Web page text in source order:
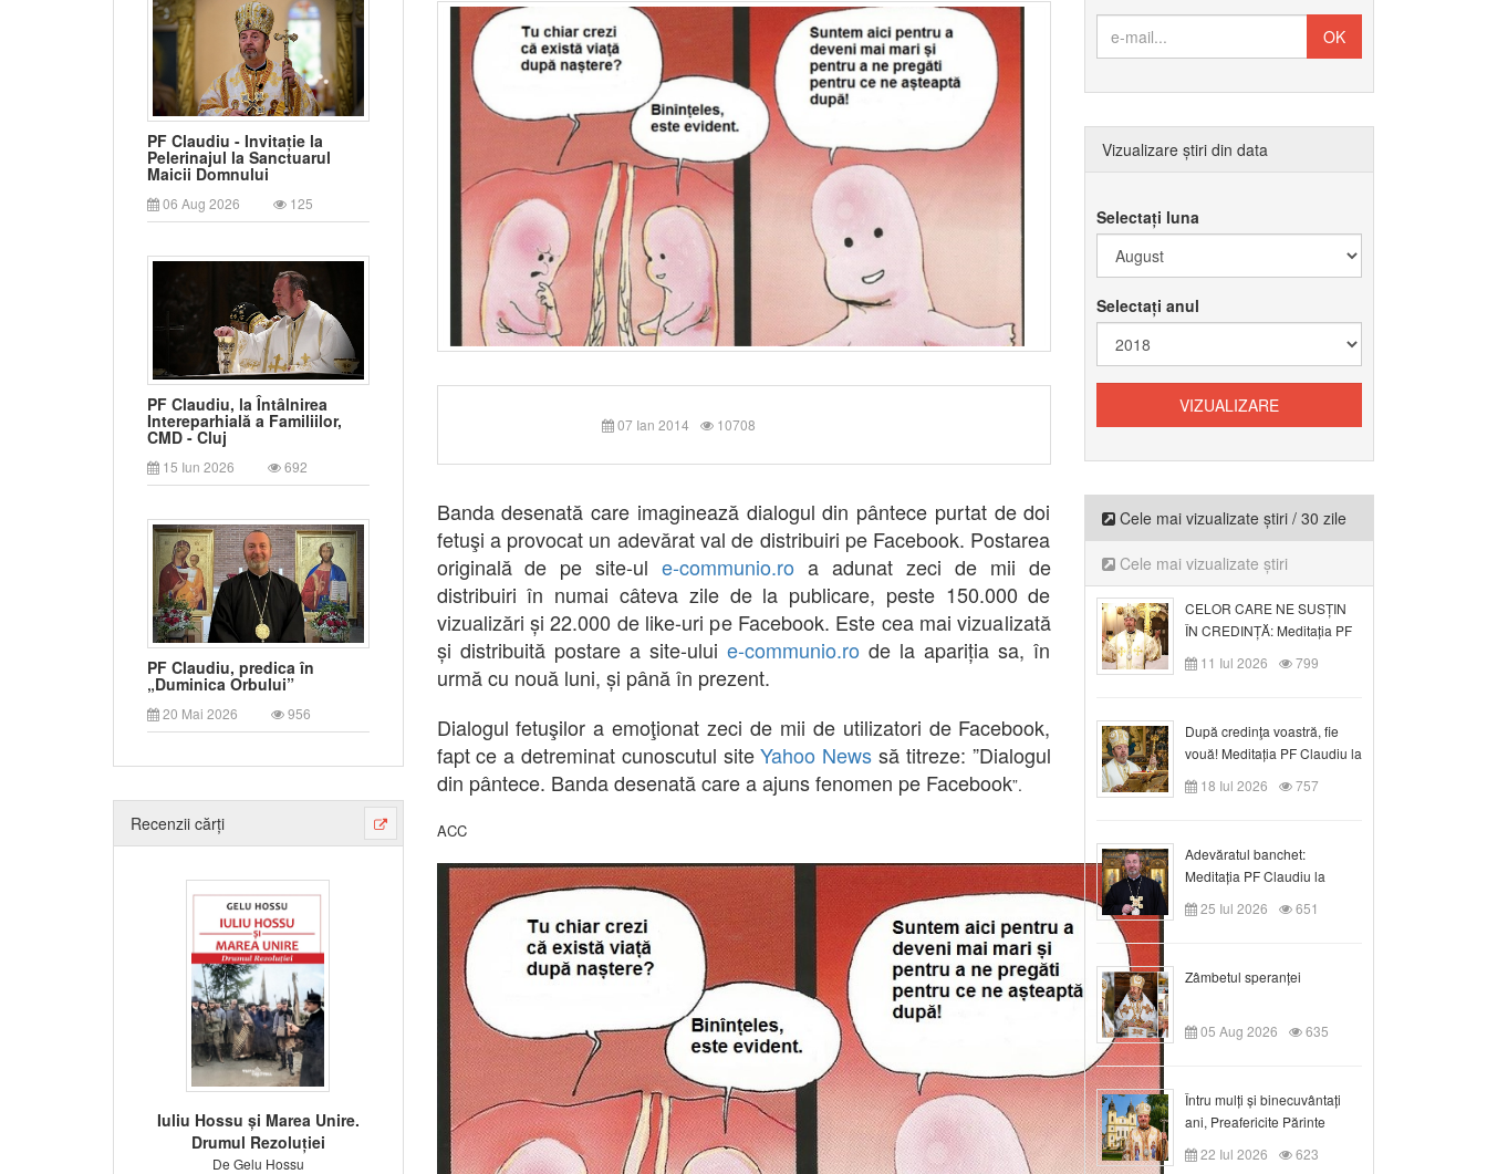
PF Claudiu - Invitație la
Pelerinajul la Sanctuarul
Maicii Domnului
06 Aug 2026 125
PF Claudiu, la Întâlnirea
Intereparhială a Familiilor,
CMD - Cluj
15 Iun 2026 692
PF Claudiu, predica în
„Duminica Orbului”
20 Mai 2026 956
Recenzii cărți
Iuliu Hossu și Marea Unire.
Drumul Rezoluției
De Gelu Hossu
07 Ian 2014 10708
Banda desenată care imaginează dialogul din pântece purtat de doi
fetuşi a provocat un adevărat val de distribuiri pe Facebook. Postarea
originală de pe site-ule-communio.ro a adunat zeci de mii de
distribuiri în numai câteva zile de la publicare, peste 150.000 de
vizualizări și 22.000 de like-uri pe Facebook. Este cea mai vizualizată
și distribuită postare a site-ului e-communio.ro de la apariția sa, în
urmă cu nouă luni, și până în prezent.
Dialogul fetuşilor a emoţionat zeci de mii de utilizatori de Facebook,
fapt ce a detreminat cunoscutul siteYahoo News să titreze: ”Dialogul
din pântece. Banda desenată care a ajuns fenomen pe Facebook”.
ACC
Vizualizare știri din data
Selectați luna
Selectați anul
Cele mai vizualizate știri / 30 zile
Cele mai vizualizate știri
CELOR CARE NE SUSȚIN
ÎN CREDINȚĂ: Meditația PF
Claudiu la Duminica a VI-a
după Rusalii
11 Iul 2026 799
După credinţa voastră, fie
vouă! Meditația PF Claudiu la
duminica a VII-a după Rusalii
18 Iul 2026 757
Adevăratul banchet:
Meditația PF Claudiu la
Duminica a VIII-a după
Rusalii
25 Iul 2026 651
Zâmbetul speranței
05 Aug 2026 635
Întru mulți și binecuvântați
ani, Preafericite Părinte
Claudiu!
22 Iul 2026 623